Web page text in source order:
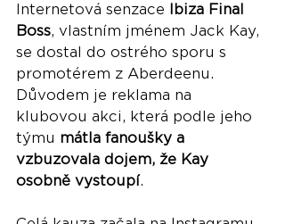
Internetová senzace
Ibiza Final
Boss, vlastním jménem Jack Kay,
se dostal do ostrého sporu s
promotérem z Aberdeenu.
Důvodem je reklama na
klubovou akci, která podle jeho
týmu mátla fanoušky a
vzbuzovala dojem, že Kay
osobně vystoupí.